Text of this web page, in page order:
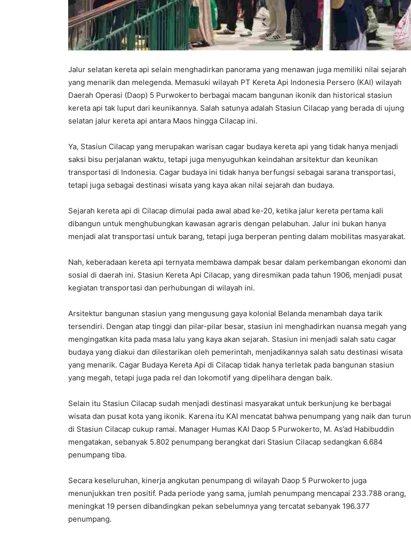
Jalur selatan kereta api selain menghadirkan panorama yang menawan juga memiliki nilai sejarah
yang menarik dan melegenda. Memasuki wilayah PT Kereta Api Indonesia Persero (KAI) wilayah
Daerah Operasi (Daop) 5 Purwokerto berbagai macam bangunan ikonik dan historical stasiun
kereta api tak luput dari keunikannya. Salah satunya adalah Stasiun Cilacap yang berada di ujung
selatan jalur kereta api antara Maos hingga Cilacap ini.
Ya, Stasiun Cilacap yang merupakan warisan cagar budaya kereta api yang tidak hanya menjadi
saksi bisu perjalanan waktu, tetapi juga menyuguhkan keindahan arsitektur dan keunikan
transportasi di Indonesia. Cagar budaya ini tidak hanya berfungsi sebagai sarana transportasi,
tetapi juga sebagai destinasi wisata yang kaya akan nilai sejarah dan budaya.
Sejarah kereta api di Cilacap dimulai pada awal abad ke-20, ketika jalur kereta pertama kali
dibangun untuk menghubungkan kawasan agraris dengan pelabuhan. Jalur ini bukan hanya
menjadi alat transportasi untuk barang, tetapi juga berperan penting dalam mobilitas masyarakat.
Nah, keberadaan kereta api ternyata membawa dampak besar dalam perkembangan ekonomi dan
sosial di daerah ini. Stasiun Kereta Api Cilacap, yang diresmikan pada tahun 1906, menjadi pusat
kegiatan transportasi dan perhubungan di wilayah ini.
Arsitektur bangunan stasiun yang mengusung gaya kolonial Belanda menambah daya tarik
tersendiri. Dengan atap tinggi dan pilar-pilar besar, stasiun ini menghadirkan nuansa megah yang
mengingatkan kita pada masa lalu yang kaya akan sejarah. Stasiun ini menjadi salah satu cagar
budaya yang diakui dan dilestarikan oleh pemerintah, menjadikannya salah satu destinasi wisata
yang menarik. Cagar Budaya Kereta Api di Cilacap tidak hanya terletak pada bangunan stasiun
yang megah, tetapi juga pada rel dan lokomotif yang dipelihara dengan baik.
Selain itu Stasiun Cilacap sudah menjadi destinasi masyarakat untuk berkunjung ke berbagai
wisata dan pusat kota yang ikonik. Karena itu KAI mencatat bahwa penumpang yang naik dan turun
di Stasiun Cilacap cukup ramai. Manager Humas KAI Daop 5 Purwokerto, M. As’ad Habibuddin
mengatakan, sebanyak 5.802 penumpang berangkat dari Stasiun Cilacap sedangkan 6.684
penumpang tiba.
Secara keseluruhan, kinerja angkutan penumpang di wilayah Daop 5 Purwokerto juga
menunjukkan tren positif. Pada periode yang sama, jumlah penumpang mencapai 233.788 orang,
meningkat 19 persen dibandingkan pekan sebelumnya yang tercatat sebanyak 196.377
penumpang.